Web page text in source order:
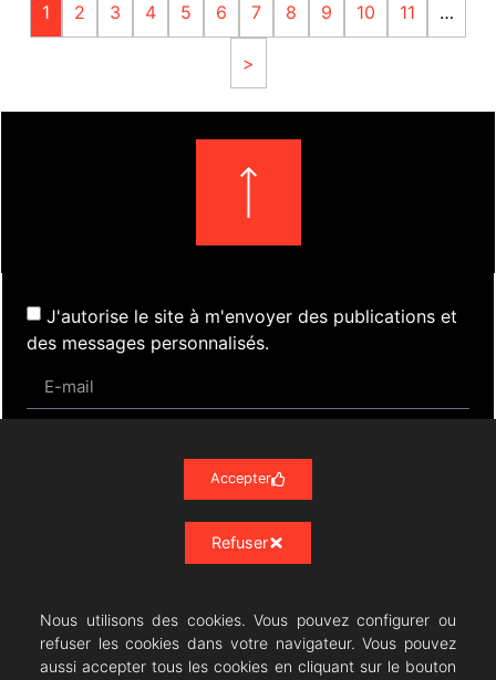
1 2 3 4 5 6 7 8 9 10 11 …
>
J'autorise le site à m'envoyer des publications et
des messages personnalisés.
Évènements Presse
Contact
Mentions Légales
Nous utilisons des cookies. Vous pouvez configurer ou
refuser les cookies dans votre navigateur. Vous pouvez
aussi accepter tous les cookies en cliquant sur le bouton
Accepter
Refuser